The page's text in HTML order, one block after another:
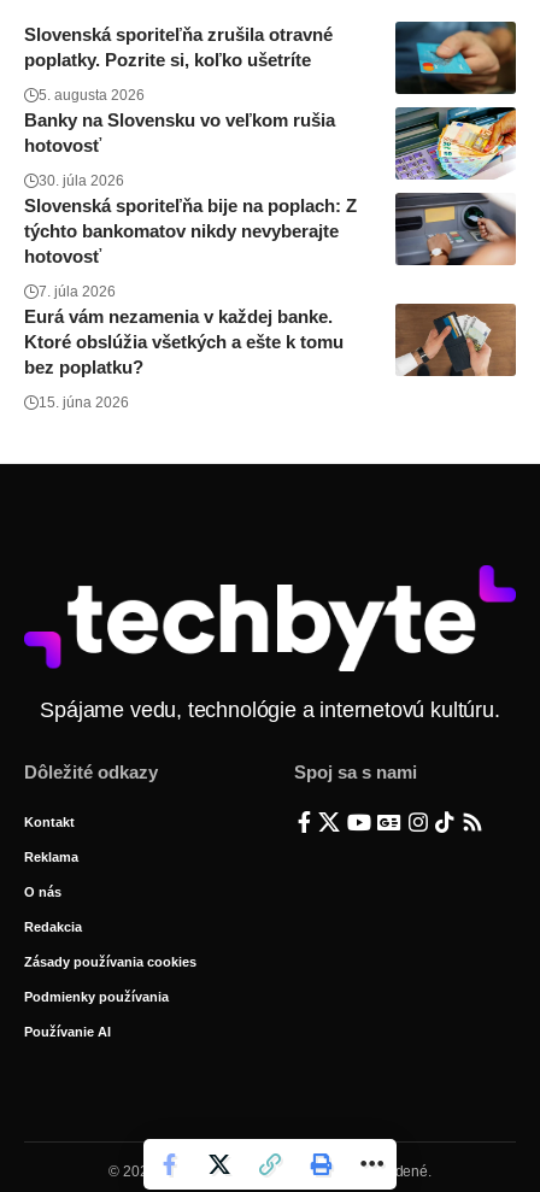
Slovenská sporiteľňa zrušila otravné
poplatky. Pozrite si, koľko ušetríte
5. augusta 2026
Banky na Slovensku vo veľkom rušia
hotovosť
30. júla 2026
Slovenská sporiteľňa bije na poplach: Z
týchto bankomatov nikdy nevyberajte
hotovosť
7. júla 2026
Eurá vám nezamenia v každej banke.
Ktoré obslúžia všetkých a ešte k tomu
bez poplatku?
15. júna 2026
Spájame vedu, technológie a internetovú kultúru.
Dôležité odkazy
Kontakt
Reklama
O nás
Redakcia
Zásady používania cookies
Podmienky používania
Používanie AI
Spoj sa s nami
© 2026 BYTE Media s.r.o. Všetky práva vyhradené.